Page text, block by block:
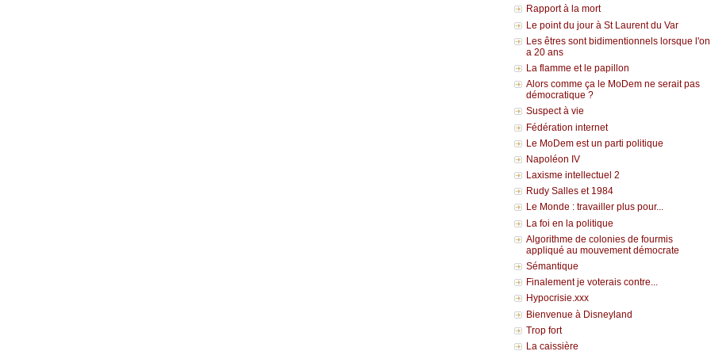
Rapport à la mort
Le point du jour à St Laurent du Var
Les êtres sont bidimentionnels lorsque l'on
a 20 ans
La flamme et le papillon
Alors comme ça le MoDem ne serait pas
démocratique ?
Suspect à vie
Fédération internet
Le MoDem est un parti politique
Napoléon IV
Laxisme intellectuel 2
Rudy Salles et 1984
Le Monde : travailler plus pour...
La foi en la politique
Algorithme de colonies de fourmis
appliqué au mouvement démocrate
Sémantique
Finalement je voterais contre...
Hypocrisie.xxx
Bienvenue à Disneyland
Trop fort
La caissière